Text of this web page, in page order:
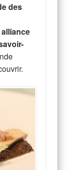
des
alliance